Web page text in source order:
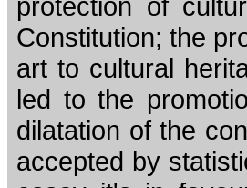
protection of
Constitution; the
art to cultural
led to the
dilatation of the
accepted by